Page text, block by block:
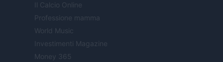
Il Calcio Online
Professione mamma
World Music
Investimenti Magazine
Money 365